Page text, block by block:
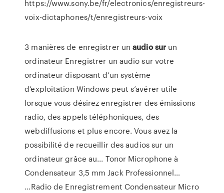
https://www.sony.be/fr/electronics/enregistreurs-
voix-dictaphones/t/enregistreurs-voix
3 manières de enregistrer unaudio sur un
ordinateur Enregistrer un audio sur votre
ordinateur disposant d’un système
d’exploitation Windows peut s’avérer utile
lorsque vous désirez enregistrer des émissions
radio, des appels téléphoniques, des
webdiffusions et plus encore. Vous avez la
possibilité de recueillir des audios sur un
ordinateur grâce au... Tonor Microphone à
Condensateur 3,5 mm Jack Professionnel…
...Radio de Enregistrement Condensateur Micro